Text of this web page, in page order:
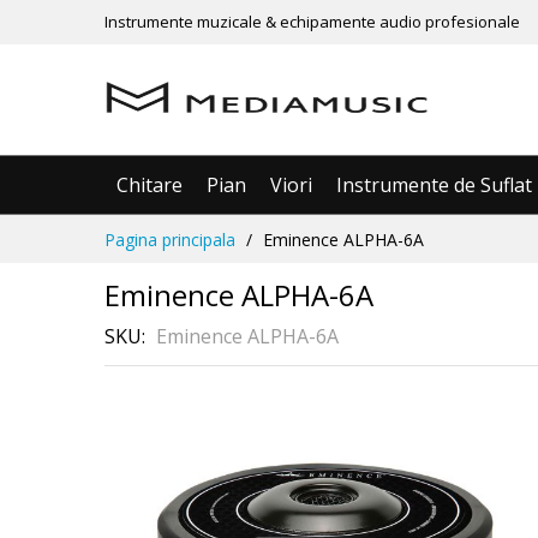
Instrumente muzicale & echipamente audio profesionale
Chitare Pian Viori Instrumente de Suflat
Pagina principala Eminence ALPHA-6A
Eminence ALPHA-6A
SKU Eminence ALPHA-6A